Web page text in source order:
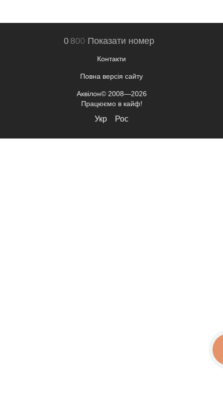
0 800 Показати номер
Контакти
Повна версія сайту
Аквілон© 2008—2026
Працюємо в кайф!
Укр Рос